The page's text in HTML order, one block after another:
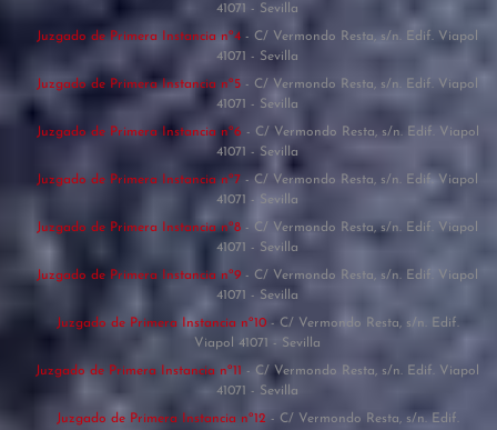
41071 - Sevilla
Juzgado de Primera Instancia nº4 - C/ Vermondo Resta, s/n. Edif. Viapol
41071 - Sevilla
Juzgado de Primera Instancia nº5 - C/ Vermondo Resta, s/n. Edif. Viapol
41071 - Sevilla
Juzgado de Primera Instancia nº6 - C/ Vermondo Resta, s/n. Edif. Viapol
41071 - Sevilla
Juzgado de Primera Instancia nº7 - C/ Vermondo Resta, s/n. Edif. Viapol
41071 - Sevilla
Juzgado de Primera Instancia nº8 - C/ Vermondo Resta, s/n. Edif. Viapol
41071 - Sevilla
Juzgado de Primera Instancia nº9 - C/ Vermondo Resta, s/n. Edif. Viapol
41071 - Sevilla
Juzgado de Primera Instancia nº10 - C/ Vermondo Resta, s/n. Edif.
Viapol 41071 - Sevilla
Juzgado de Primera Instancia nº11 - C/ Vermondo Resta, s/n. Edif. Viapol
41071 - Sevilla
Juzgado de Primera Instancia nº12 - C/ Vermondo Resta, s/n. Edif.